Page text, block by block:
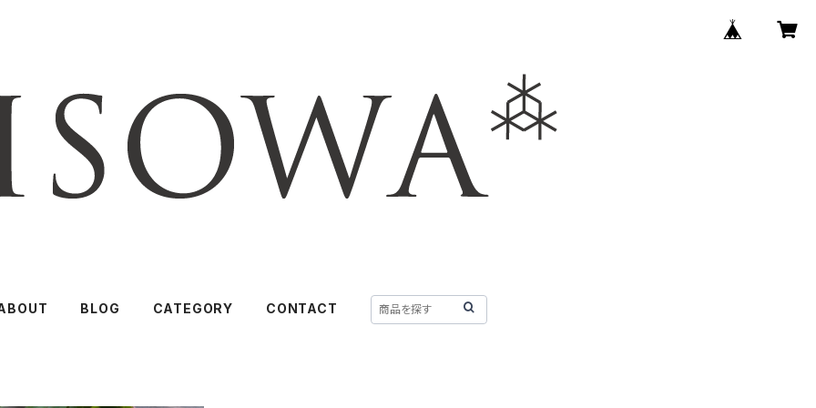
BLOG CATEGORY CONTACT